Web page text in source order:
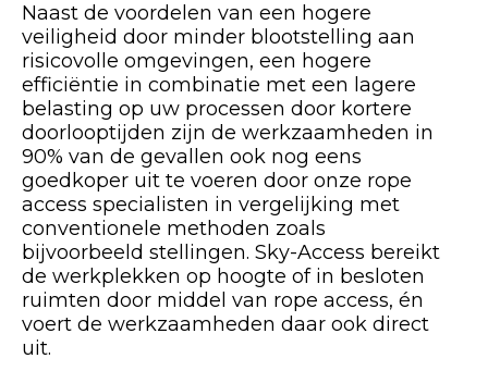
Naast de voordelen van een hogere
veiligheid door minder blootstelling aan
risicovolle omgevingen, een hogere
efficiëntie in combinatie met een lagere
belasting op uw processen door kortere
doorlooptijden zijn de werkzaamheden in
90% van de gevallen ook nog eens
goedkoper uit te voeren door onze rope
access specialisten in vergelijking met
conventionele methoden zoals
bijvoorbeeld stellingen. Sky-Access bereikt
de werkplekken op hoogte of in besloten
ruimten door middel van rope access, én
voert de werkzaamheden daar ook direct
uit.